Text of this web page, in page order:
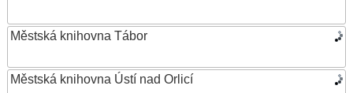
Městská knihovna Tábor
Městská knihovna Ústí nad Orlicí